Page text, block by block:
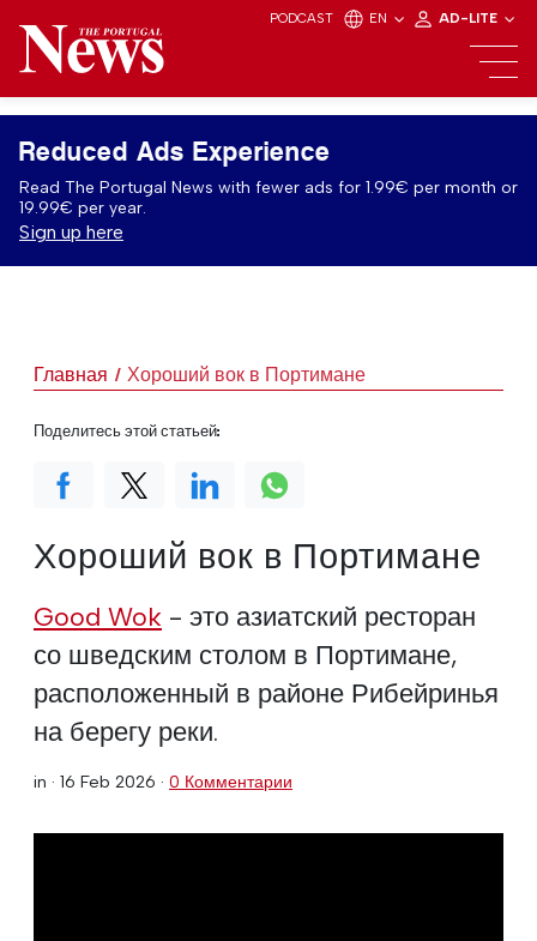
PODCAST EN AD-LITE
Reduced Ads Experience
Read The Portugal News with fewer ads for 1.99€ per month or
19.99€ per year.
Sign up here
Главная Хороший вок в Портимане
Хороший вок в Портимане
Good Wok - это азиатский ресторан
со шведским столом в Портимане,
расположенный в районе Рибейринья
на берегу реки.
in · 16 Feb 2026 · 0 Комментарии
Поделитесь этой статьей: